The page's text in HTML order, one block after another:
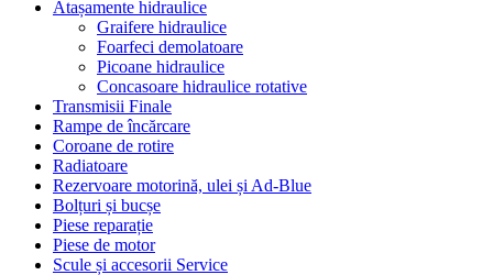
Atașamente hidraulice
Graifere hidraulice
Foarfeci demolatoare
Picoane hidraulice
Concasoare hidraulice rotative
Transmisii Finale
Rampe de încărcare
Coroane de rotire
Radiatoare
Rezervoare motorină, ulei și Ad-Blue
Bolțuri și bucșe
Piese reparație
Piese de motor
Scule și accesorii Service